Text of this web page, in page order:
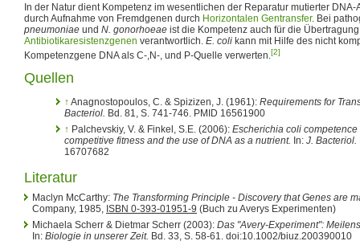
In der Natur dient Kompetenz im wesentlichen der Reparatur mutierter
durch Aufnahme von Fremdgenen durch Horizontalen Gentransfer. Bei
pneumoniae und N. gonorhoeae ist die Kompetenz auch für die
Antibiotikaresistenzgenen verantwortlich. E. coli kann mit Hilfe des nicht
Kompetenzgene DNA als C-,N-, und P-Quelle verwerten.[2]
Quellen
↑ Anagnostopoulos, C. & Spizizen, J. (1961): Requirements for
Bacteriol. Bd. 81, S. 741-746. PMID 16561900
↑ Palchevskiy, V. & Finkel, S.E. (2006): Escherichia coli
competitive fitness and the use of DNA as a nutrient. In: J. Bacteriol.
16707682
Literatur
Maclyn McCarthy: The Transforming Principle - Discovery that Genes are
Company, 1985, ISBN 0-393-01951-9 (Buch zu Averys Experimenten)
Michaela Scherr & Dietmar Scherr (2003): Das "Avery-Experiment":
In: Biologie in unserer Zeit. Bd. 33, S. 58-61. doi:10.1002/biuz.200390010